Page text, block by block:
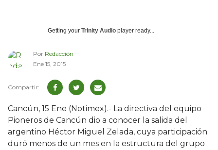
Getting your Trinity Audio player ready...
Por Redacción
Ene 15, 2015
Cancún, 15 Ene (Notimex).- La directiva del equipo
Pioneros de Cancún dio a conocer la salida del
argentino Héctor Miguel Zelada, cuya participación
duró menos de un mes en la estructura del grupo